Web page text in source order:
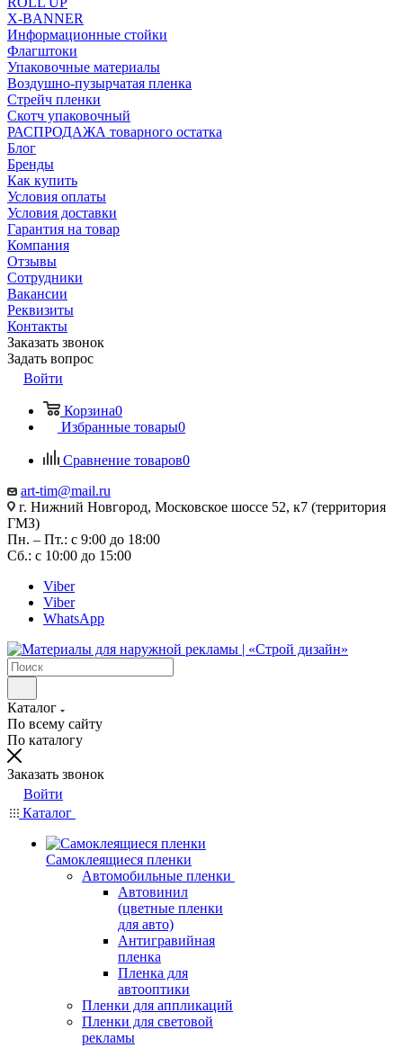
X-BANNER
Информационные стойки
Флагштоки
Упаковочные материалы
Воздушно-пузырчатая пленка
Стрейч пленки
Скотч упаковочный
РАСПРОДАЖА товарного остатка
Блог
Бренды
Как купить
Условия оплаты
Условия доставки
Гарантия на товар
Компания
Отзывы
Сотрудники
Вакансии
Реквизиты
Контакты
Заказать звонок
Задать вопрос
Войти
Корзина0
Избранные товары0
Сравнение товаров0
art-tim@mail.ru
г. Нижний Новгород, Московское шоссе 52, к7 (территория
ГМЗ)
Пн. – Пт.: с 9:00 до 18:00
Сб.: с 10:00 до 15:00
Viber
Viber
WhatsApp
Каталог
По всему сайту
По каталогу
Заказать звонок
Войти
Каталог
Самоклеящиеся пленки
Автомобильные пленки
Автовинил
(цветные пленки
для авто)
Антигравийная
пленка
Пленка для
автооптики
Пленки для аппликаций
Пленки для световой
рекламы